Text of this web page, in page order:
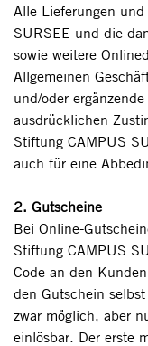
Alle Lieferungen
SURSEE und die
sowie weitere
Allgemeinen
und/oder
ausdrücklichen
Stiftung CAMPUS
auch für eine
2. Gutscheine
Bei Online-
Stiftung CAMPUS
Code an den
den Gutschein
zwar möglich, aber
einlösbar. Der erste